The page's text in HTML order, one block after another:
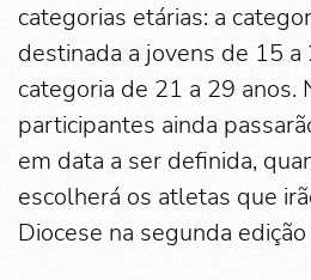
categorias etárias: a
destinada a jovens de 15 a
categoria de 21 a 29 anos.
participantes ainda
em data a ser definida,
escolherá os atletas que
Diocese na segunda